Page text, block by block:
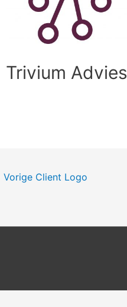
Trivium Advies
Vorige Client Logo